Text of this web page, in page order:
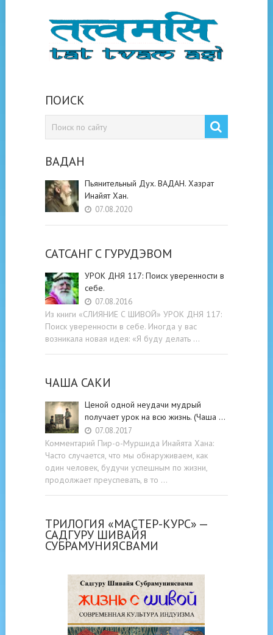
ПОИСК
ВАДАН
Пьянительный Дух. ВАДАН. Хазрат
Инайят Хан.
07.08.2020
САТСАНГ C ГУРУДЭВОМ
УРОК ДНЯ 117: Поиск уверенности в
себе.
07.08.2016
Из книги «СЛИЯНИЕ С ШИВОЙ» УРОК ДНЯ 117:
Поиск уверенности в себе. Иногда у вас
возникала новая идея: «Я буду делать …
ЧАША САКИ
Ценой одной неудачи мудрый
получает урок на всю жизнь. (Чаша …
07.08.2017
Комментарий Пир-о-Муршида Инайята Хана:
Часто случается, что мы обнаруживаем, как
один человек, будучи успешным по жизни,
продолжает преуспевать, в то …
ТРИЛОГИЯ «МАСТЕР-КУРС» —
САДГУРУ ШИВАЙЯ
СУБРАМУНИЯСВАМИ